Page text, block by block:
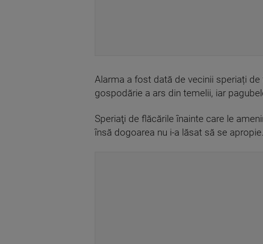
Alarma a fost dată de vecinii speriați
gospodărie a ars din temelii, iar
Speriaţi de flăcările înainte care le
însă dogoarea nu i-a lăsat să se apropie.